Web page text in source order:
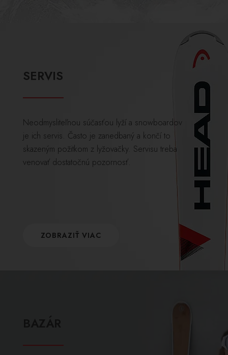
SERVIS
Neodmysliteľnou súčasťou lyží a snowboardov
je ich servis. Často je zanedbaný a končí to
skazeným požitkom z lyžovačky. Servisu treba
venovať dostatočnú pozornosť.
ZOBRAZIŤ VIAC